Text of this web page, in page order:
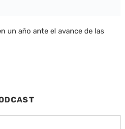
un año ante el avance de las